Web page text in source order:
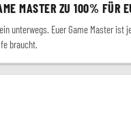
MASTER ZU 100% FÜR
unterwegs. Euer Game Master ist
braucht.